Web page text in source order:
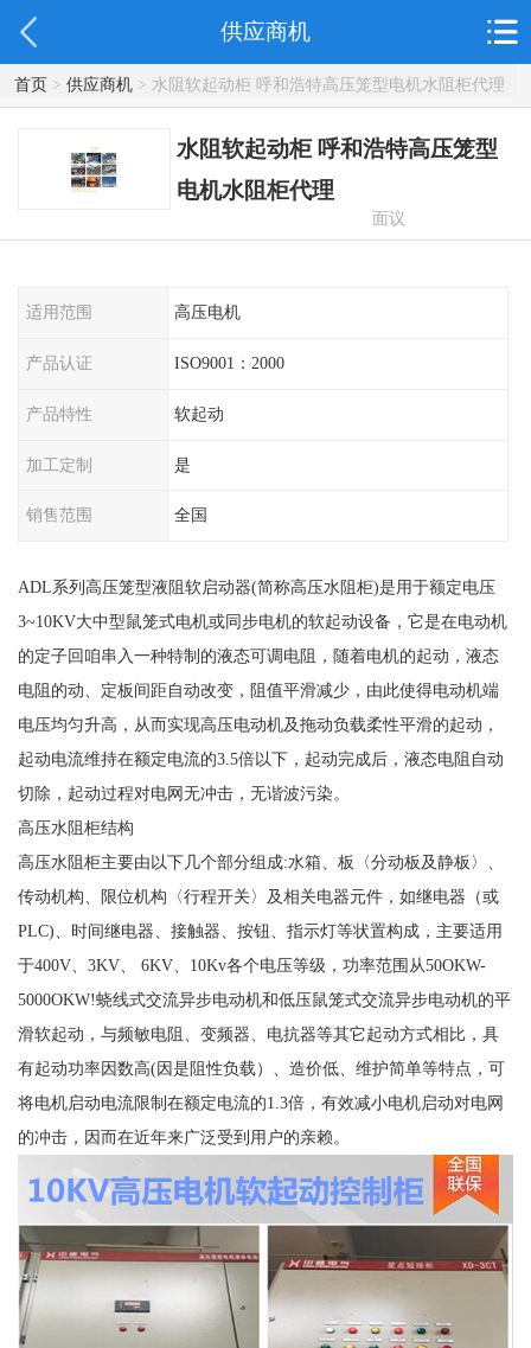
供应商机
首页> 供应商机> 水阻软起动柜 呼和浩特高压笼型电机水阻柜代理
水阻软起动柜 呼和浩特高压笼型
电机水阻柜代理
面议
适用范围 高压电机
产品认证 ISO9001：2000
产品特性 软起动
加工定制 是
销售范围 全国
ADL系列高压笼型液阻软启动器(简称高压水阻柜)是用于额定电压
3~10KV大中型鼠笼式电机或同步电机的软起动设备，它是在电动机
的定子回咱串入一种特制的液态可调电阻，随着电机的起动，液态
电阻的动、定板间距自动改变，阻值平滑减少，由此使得电动机端
电压均匀升高，从而实现高压电动机及拖动负载柔性平滑的起动，
起动电流维持在额定电流的3.5倍以下，起动完成后，液态电阻自动
切除，起动过程对电网无冲击，无谐波污染。
高压水阻柜结构
高压水阻柜主要由以下几个部分组成:水箱、板〈分动板及静板〉、
传动机构、限位机构〈行程开关〉及相关电器元件，如继电器（或
PLC)、时间继电器、接触器、按钮、指示灯等状置构成，主要适用
于400V、3KV、 6KV、10Kv各个电压等级，功率范围从50OKW-
5000OKW!蛲线式交流异步电动机和低压鼠笼式交流异步电动机的平
滑软起动，与频敏电阻、变频器、电抗器等其它起动方式相比，具
有起动功率因数高(因是阻性负载）、造价低、维护简单等特点，可
将电机启动电流限制在额定电流的1.3倍，有效减小电机启动对电网
的冲击，因而在近年来广泛受到用户的亲赖。